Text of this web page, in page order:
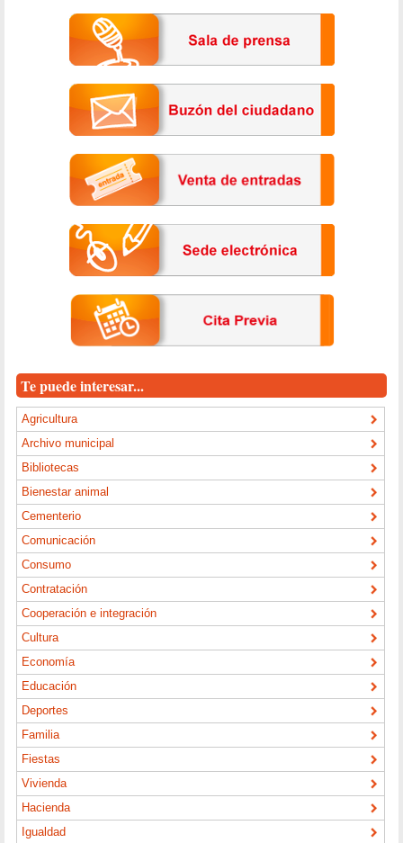
Te puede interesar...
Agricultura
Archivo municipal
Bibliotecas
Bienestar animal
Cementerio
Comunicación
Consumo
Contratación
Cooperación e integración
Cultura
Economía
Educación
Deportes
Familia
Fiestas
Vivienda
Hacienda
Igualdad